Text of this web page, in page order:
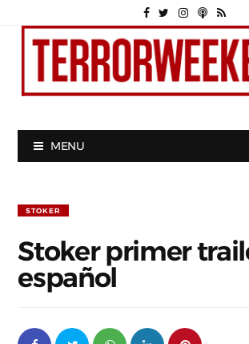
MENU
STOKER
Stoker primer
español